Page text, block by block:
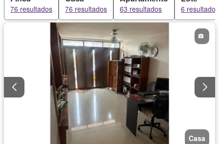
76 resultados 76 resultados 63 resultados 6 resultados
Casa